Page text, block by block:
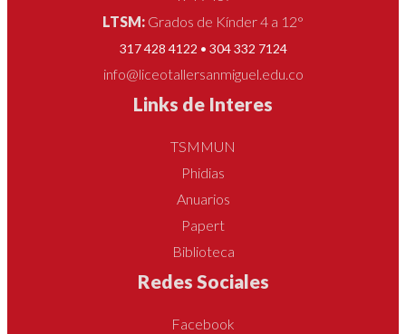
LTSM: Grados de Kínder 4 a 12°
317 428 4122 • 304 332 7124
info@liceotallersanmiguel.edu.co
Links de Interes
TSMMUN
Phidias
Anuarios
Papert
Biblioteca
Redes Sociales
Facebook